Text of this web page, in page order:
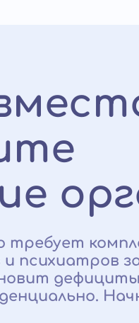
требует
психиатров